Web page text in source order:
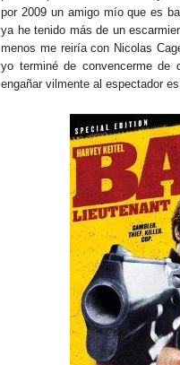
por 2009 un amigo mío que es
ya he tenido más de un
menos me reiría con Nicolas
yo terminé de convencerme de
engañar vilmente al espectador